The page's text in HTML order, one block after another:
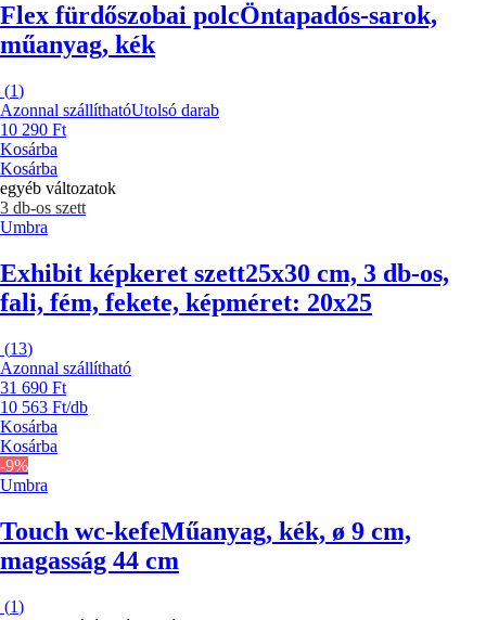
Flex fürdőszobai polcÖntapadós-sarok,
műanyag, kék
(1)
Azonnal szállíthatóUtolsó darab
10 290 Ft
Kosárba
Kosárba
egyéb változatok
3 db-os szett
Umbra
Exhibit képkeret szett25x30 cm, 3 db-os,
fali, fém, fekete, képméret: 20x25
(13)
Azonnal szállítható
31 690 Ft
10 563 Ft/db
Kosárba
Kosárba
-9%
Umbra
Touch wc-kefeMűanyag, kék, ø 9 cm,
magasság 44 cm
(1)